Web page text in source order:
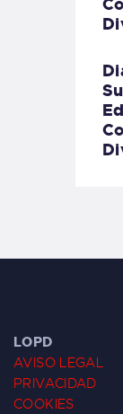
LOPD
AVISO LEGAL
PRIVACIDAD
COOKIES